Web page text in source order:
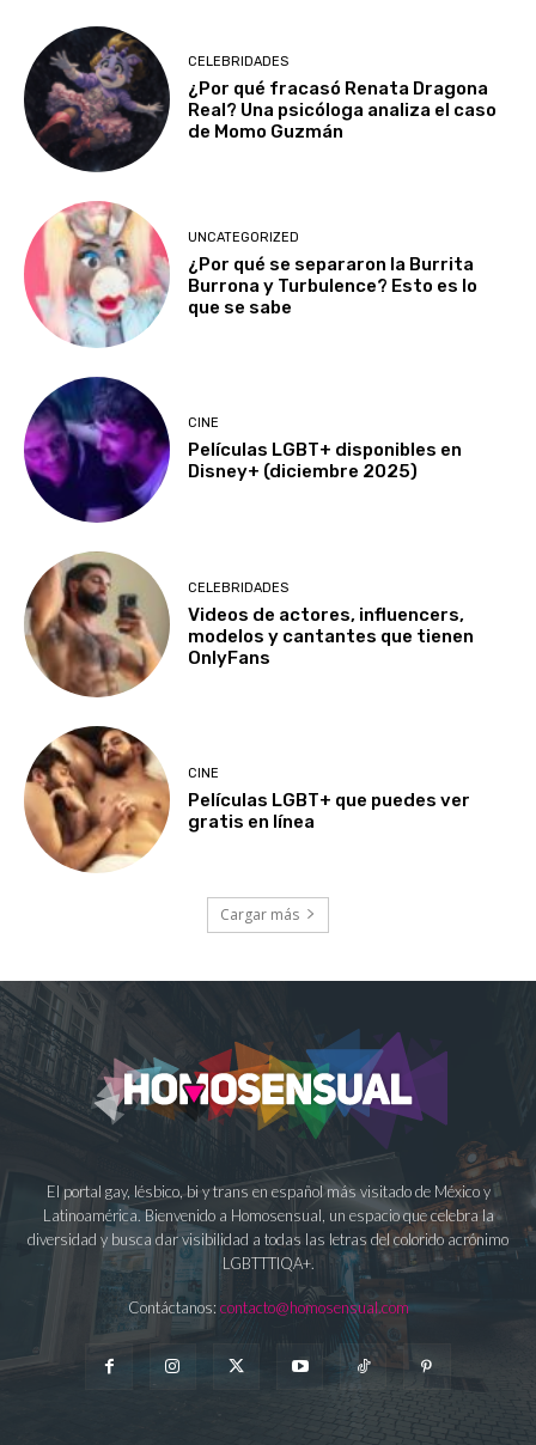
CELEBRIDADES
¿Por qué fracasó Renata Dragona
Real? Una psicóloga analiza el caso
de Momo Guzmán
UNCATEGORIZED
¿Por qué se separaron la Burrita
Burrona y Turbulence? Esto es lo
que se sabe
CINE
Películas LGBT+ disponibles en
Disney+ (diciembre 2025)
CELEBRIDADES
Videos de actores, influencers,
modelos y cantantes que tienen
OnlyFans
CINE
Películas LGBT+ que puedes ver
gratis en línea
Cargar más
El portal gay, lésbico, bi y trans en español más visitado de México y
Latinoamérica. Bienvenido a Homosensual, un espacio que celebra la
diversidad y busca dar visibilidad a todas las letras del colorido acrónimo
LGBTTTIQA+.
Contáctanos: contacto@homosensual.com